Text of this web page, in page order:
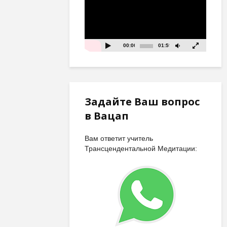
00:00 01:59
Задайте Ваш вопрос
в Вацап
Вам ответит учитель
Трансцендентальной Медитации: